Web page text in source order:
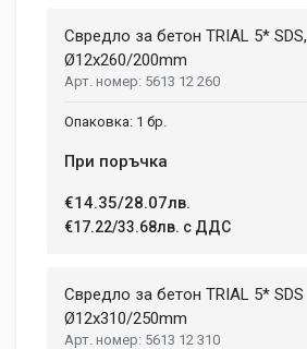
Свредло за бетон TRIAL 5* SDS,
Ø12х260/200mm
5613 12 260
1 бр.
При поръчка
€14.35/28.07лв.
€17.22/33.68лв. с ДДС
Свредло за бетон TRIAL 5* SDS
Ø12x310/250mm
5613 12 310